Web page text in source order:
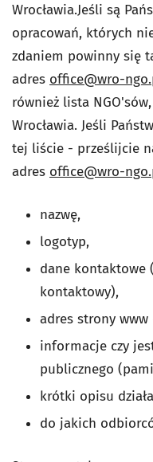
Wrocławia.Jeśli są
opracowań, których
zdaniem powinny się
adres office@wro-
również lista
Wrocławia. Jeśli
tej liście - prześlijcie
adres office@wro-
nazwę,
logotyp,
dane kontaktowe
kontaktowy),
adres strony www
informacje czy
publicznego
krótki opisu
do jakich